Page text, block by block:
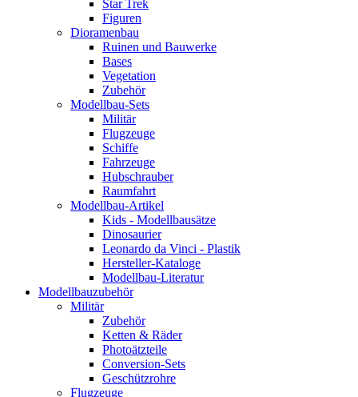
Star Trek
Figuren
Dioramenbau
Ruinen und Bauwerke
Bases
Vegetation
Zubehör
Modellbau-Sets
Militär
Flugzeuge
Schiffe
Fahrzeuge
Hubschrauber
Raumfahrt
Modellbau-Artikel
Kids - Modellbausätze
Dinosaurier
Leonardo da Vinci - Plastik
Hersteller-Kataloge
Modellbau-Literatur
Modellbauzubehör
Militär
Zubehör
Ketten & Räder
Photoätzteile
Conversion-Sets
Geschützrohre
Flugzeuge